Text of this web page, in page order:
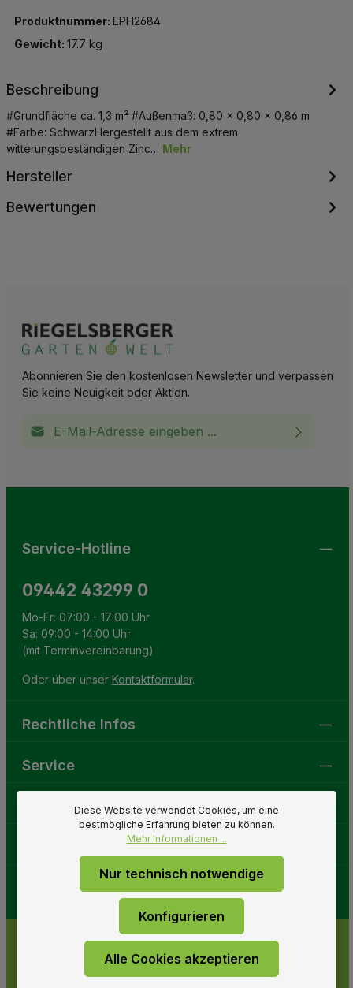
Produktnummer: EPH2684
Gewicht: 17.7 kg
Beschreibung
#Grundfläche ca. 1,3 m² #Außenmaß: 0,80 x 0,80 x 0,86 m
#Farbe: SchwarzHergestellt aus dem extrem
witterungsbeständigen Zinc… Mehr
Hersteller
Bewertungen
Abonnieren Sie den kostenlosen Newsletter und verpassen
Sie keine Neuigkeit oder Aktion.
Service-Hotline
09442 43299 0
Mo-Fr: 07:00 - 17:00 Uhr
Sa: 09:00 - 14:00 Uhr
(mit Terminvereinbarung)
Oder über unser Kontaktformular.
Rechtliche Infos
Service
GartenweltDiese Website verwendet Cookies, um eine
bestmögliche Erfahrung bieten zu können.
Mehr Informationen ...
Nur technisch notwendige
Konfigurieren
Alle Cookies akzeptieren